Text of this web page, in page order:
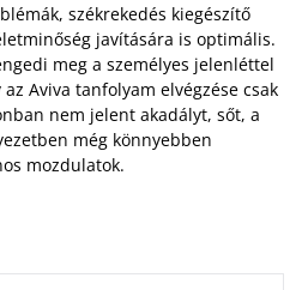
székrekedés kiegészítő
javítására is optimális.
meg a személyes jelenléttel
Aviva tanfolyam elvégzése csak
nem jelent akadályt, sőt, a
még könnyebben
mozdulatok.